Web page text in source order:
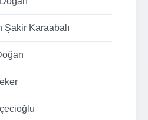
Şakir Karaabalı